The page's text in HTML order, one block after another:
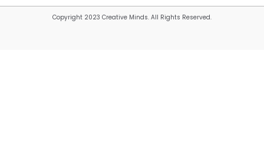
Copyright 2023 Creative Minds. All Rights Reserved.